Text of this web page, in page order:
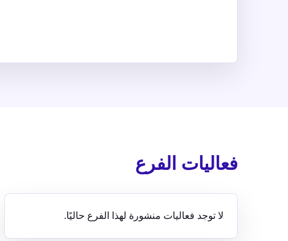
فعاليات الفرع
لا توجد فعاليات منشورة لهذا الفرع حاليًا.